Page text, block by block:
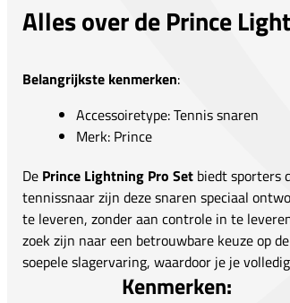
Alles over de Prince
Belangrijkste kenmerken:
Accessoiretype: Tennis snaren
Merk: Prince
De Prince Lightning Pro Set biedt sporters
tennissnaar zijn deze snaren speciaal
te leveren, zonder aan controle in te
zoek zijn naar een betrouwbare keuze op
soepele slagervaring, waardoor je je
Kenmerken: